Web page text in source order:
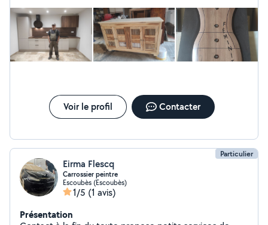
avec l'expérience à un prix raisonnable, je suis le bon
choix pour vous. Votre satisfaction est ma priorité.
Voir le profil Contacter
Particulier
Eirma Flescq
Carrossier peintre
Escoubès (Escoubès)
1/5 (1 avis)
Présentation